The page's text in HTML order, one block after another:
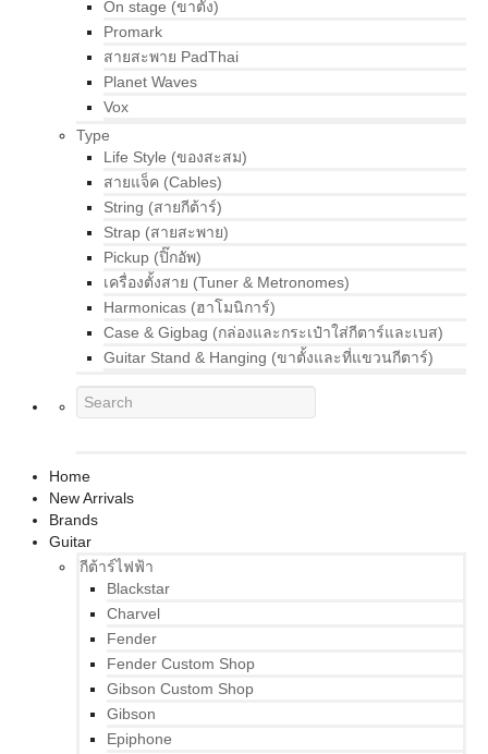
On stage (ขาตั้ง)
Promark
สายสะพาย PadThai
Planet Waves
Vox
Type
Life Style (ของสะสม)
สายแจ็ค (Cables)
String (สายกีต้าร์)
Strap (สายสะพาย)
Pickup (ปิ๊กอัพ)
เครื่องตั้งสาย (Tuner & Metronomes)
Harmonicas (ฮาโมนิการ์)
Case & Gigbag (กล่องและกระเป๋าใส่กีตาร์และเบส)
Guitar Stand & Hanging (ขาตั้งและที่แขวนกีตาร์)
Home
New Arrivals
Brands
Guitar
กีต้าร์ไฟฟ้า
Blackstar
Charvel
Fender
Fender Custom Shop
Gibson Custom Shop
Gibson
Epiphone